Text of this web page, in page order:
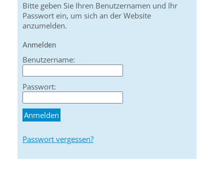
Bitte geben Sie Ihren Benutzernamen und Ihr
Passwort ein, um sich an der Website
anzumelden.
Anmelden
Benutzername:
Passwort:
Passwort vergessen?